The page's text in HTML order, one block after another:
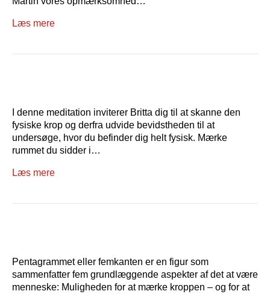
Læs mere
I denne meditation inviterer Britta dig til at skanne den
fysiske krop og derfra udvide bevidstheden til at
undersøge, hvor du befinder dig helt fysisk. Mærke
rummet du sidder i…
Læs mere
Pentagrammet eller femkanten er en figur som
sammenfatter fem grundlæggende aspekter af det at være
menneske: Muligheden for at mærke kroppen – og for at